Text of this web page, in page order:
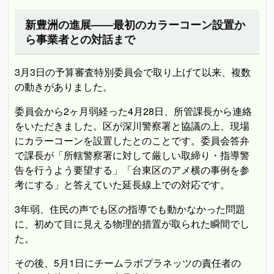
新豊洲の進展――最初のカラーコーン設置か
ら事業者との対話まで
3月3日の予算審査特別委員会で取り上げて以来、複数
の動きがありました。
委員会から2ヶ月弱経った4月28日、所管課長から連絡
をいただきました。区が深川警察署と協議の上、現場
にカラーコーンを設置したとのことです。委員会答弁
で課長が「所轄警察署に対して厳しい取締り・指導警
告を行うよう要望する」「台東区のアメ横の事例を参
考にする」と答えていた延長線上での対応です。
3年弱、住民の声でも区の指導でも動かなかった問題
に、初めて目に見える物理的措置が取られた瞬間でし
た。
その後、5月1日にチームラボプラネッツの責任者の